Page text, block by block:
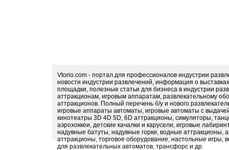
Vtorio.com - портал для профессионалов индустрии
новости индустрии развлечений, информация о
площадки, полезные статьи для бизнеса в индустрии
аттракционам, игровым аппаратам, развлекательному
аттракционов. Полный перечень б/у и нового
игровые аппараты автоматы, игровые автоматы с
кинотеатры 3D 4D 5D, 6D аттракционы, симуляторы,
аэрохоккеи, детские качалки и карусели, игровые
надувные батуты, надувные горки, водные
аттракционы, торговое оборудование, настольные игры,
для развлекательных автоматов, трансфорс и др.